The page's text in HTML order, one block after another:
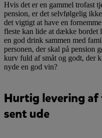
Hvis det er en gammel trofast
pension, er det selvfølgelig
det vigtigt at have en
fleste kan lide at dække bordet
en god drink sammen med
personen, der skal på pension
kurv fuld af småt og godt, der
nyde en god vin?
Hurtig levering af
sent ude